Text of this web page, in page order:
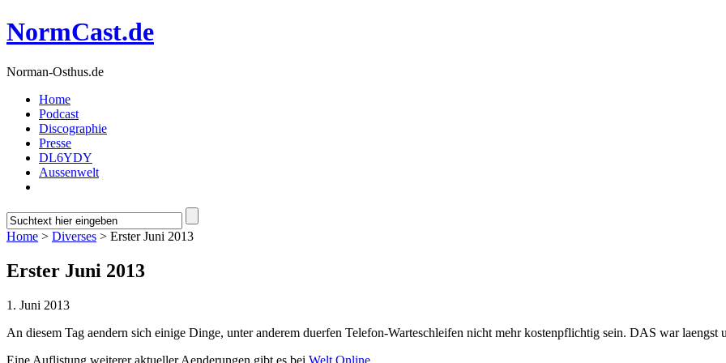
NormCast.de
Norman-Osthus.de
Home
Podcast
Discographie
Presse
DL6YDY
Aussenwelt
Home > Diverses > Erster Juni 2013
Erster Juni 2013
1. Juni 2013
An diesem Tag aendern sich einige Dinge, unter anderem duerfen Telefon-Warteschleifen nicht mehr kostenpflichtig sein. DAS war
Eine Auflistung weiterer aktueller Aenderungen gibt es bei Welt Online.